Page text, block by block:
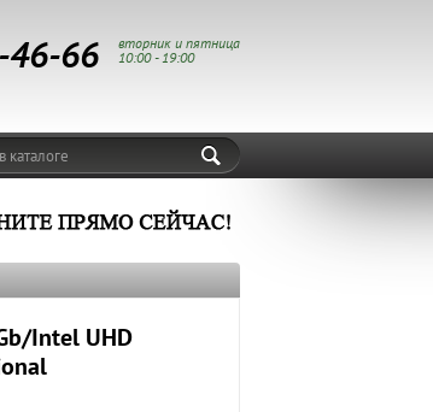
46-66
вторник и пятница
10:00 - 19:00
каталоге
Intel UHD